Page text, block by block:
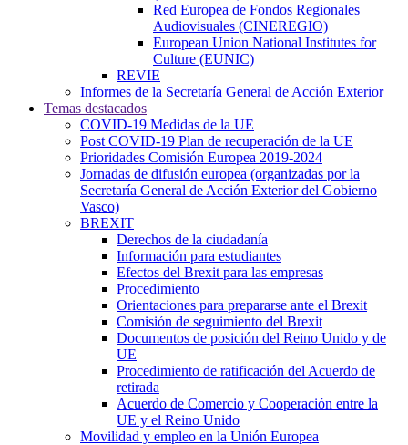
Red Europea de Fondos Regionales
Audiovisuales (CINEREGIO)
European Union National Institutes for
Culture (EUNIC)
REVIE
Informes de la Secretaría General de Acción Exterior
Temas destacados
COVID-19 Medidas de la UE
Post COVID-19 Plan de recuperación de la UE
Prioridades Comisión Europea 2019-2024
Jornadas de difusión europea (organizadas por la
Secretaría General de Acción Exterior del Gobierno
Vasco)
BREXIT
Derechos de la ciudadanía
Información para estudiantes
Efectos del Brexit para las empresas
Procedimiento
Orientaciones para prepararse ante el Brexit
Comisión de seguimiento del Brexit
Documentos de posición del Reino Unido y de
UE
Procedimiento de ratificación del Acuerdo de
retirada
Acuerdo de Comercio y Cooperación entre la
UE y el Reino Unido
Movilidad y empleo en la Unión Europea